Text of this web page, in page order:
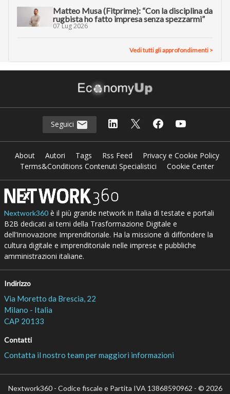
Matteo Musa (Fitprime): “Con la disciplina da
rugbista ho fatto impresa senza spezzarmi”
07 Lug 2026
Vedi tutti gli approfondimenti >
Seguici
About Autori Tags Rss Feed
Privacy e Cookie Policy
Terms&Conditions Contenuti Specialistici
Cookie Center
Nextwork360è il più grande network in Italia di testate e portali
B2B dedicati ai temi della Trasformazione Digitale e
dell’Innovazione Imprenditoriale. Ha la missione di diffondere la
cultura digitale e imprenditoriale nelle imprese e pubbliche
amministrazioni italiane.
Indirizzo
Via Moretto da Brescia, 22
Milano - Italia
CAP 20133
Contatti
Contatta il nostro team per maggiori informazioni
Nextwork360 - Codice fiscale e Partita IVA 13868590962 - © 2026